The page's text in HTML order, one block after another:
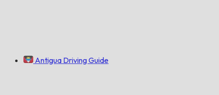
Antigua Driving Guide